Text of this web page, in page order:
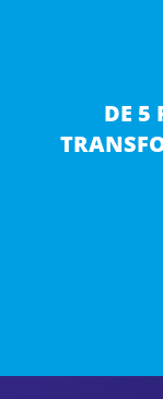
DE 5